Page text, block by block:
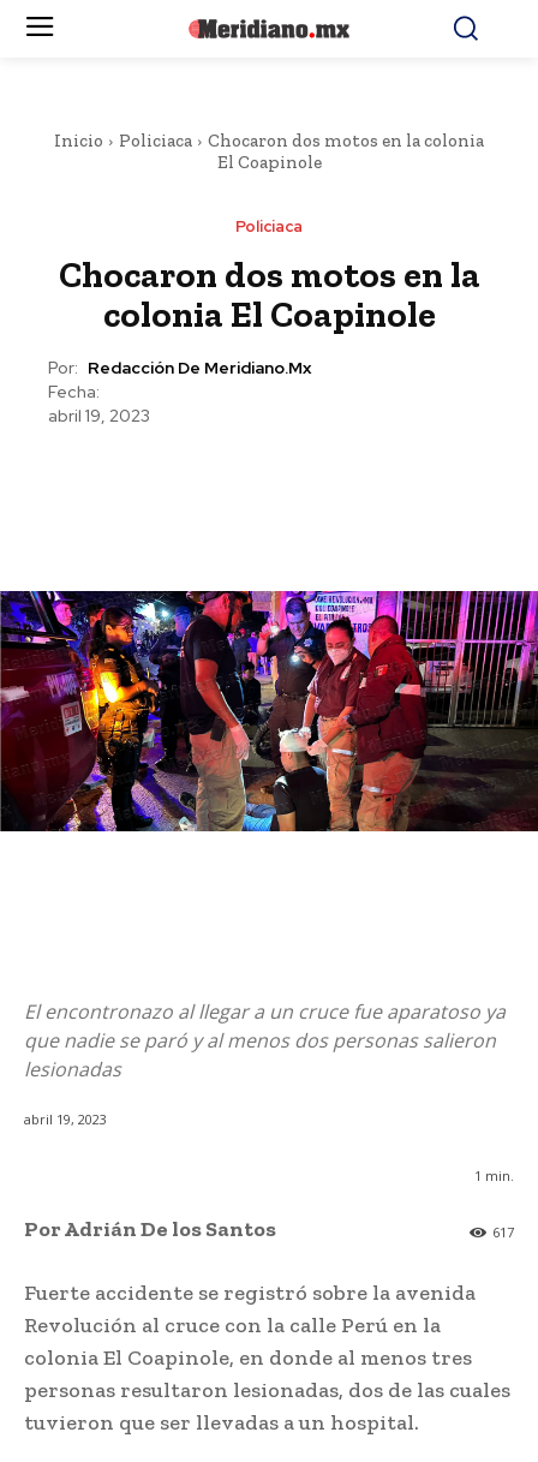
Inicio Policiaca
Chocaron dos motos en la colonia
El Coapinole
Policiaca
Chocaron dos motos en la
colonia El Coapinole
Por: Redacción De Meridiano.mx
Fecha:
abril 19, 2023
El encontronazo al llegar a un cruce fue aparatoso ya
que nadie se paró y al menos dos personas salieron
lesionadas
abril 19, 2023
1 min.
617
Por Adrián De los Santos
Fuerte accidente se registró sobre la avenida
Revolución al cruce con la calle Perú en la
colonia El Coapinole, en donde al menos tres
personas resultaron lesionadas, dos de las cuales
tuvieron que ser llevadas a un hospital.